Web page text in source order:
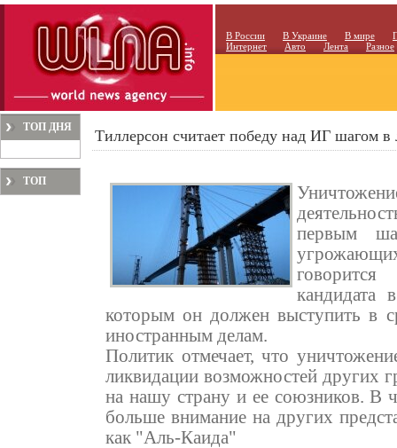
В России В Украине В мире
Интернет
Авто Лента Разное
ТОП ДНЯ
ТОП
Тиллерсон считает победу над ИГ шагом
первым
кандидата
которым он должен выступить в
иностранным делам.
Политик отмечает, что
ликвидации возможностей других
на нашу страну и ее союзников. В
больше внимание на других
как "Аль-Каида"